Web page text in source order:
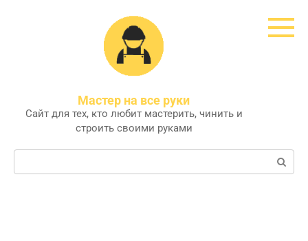
Мастер на все руки
Сайт для тех, кто любит мастерить, чинить и
строить своими руками
Поиск: